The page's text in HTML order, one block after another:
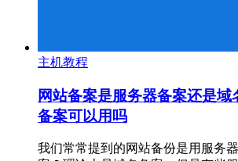
主机教程
网站备案是服务器备案还是域
备案可以用吗
我们常常提到的网站备份是用服务